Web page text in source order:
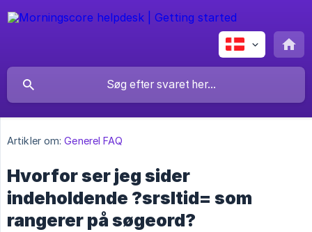
Artikler om: Generel FAQ
Hvorfor ser jeg sider
indeholdende ?srsltid= som
rangerer på søgeord?